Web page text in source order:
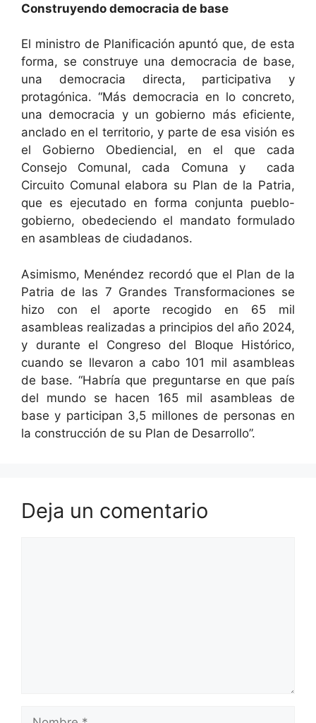
Construyendo democracia de base
El ministro de Planificación apuntó que, de esta
forma, se construye una democracia de base,
una democracia directa, participativa y
protagónica. “Más democracia en lo concreto,
una democracia y un gobierno más eficiente,
anclado en el territorio, y parte de esa visión es
el Gobierno Obediencial, en el que cada
Consejo Comunal, cada Comuna y cada
Circuito Comunal elabora su Plan de la Patria,
que es ejecutado en forma conjunta pueblo-
gobierno, obedeciendo el mandato formulado
en asambleas de ciudadanos.
Asimismo, Menéndez recordó que el Plan de la
Patria de las 7 Grandes Transformaciones se
hizo con el aporte recogido en 65 mil
asambleas realizadas a principios del año 2024,
y durante el Congreso del Bloque Histórico,
cuando se llevaron a cabo 101 mil asambleas
de base. “Habría que preguntarse en que país
del mundo se hacen 165 mil asambleas de
base y participan 3,5 millones de personas en
la construcción de su Plan de Desarrollo”.
Deja un comentario